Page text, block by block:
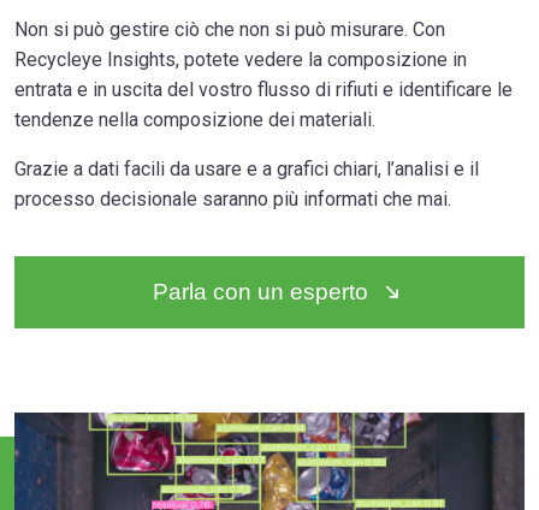
Non si può gestire ciò che non si può misurare. Con
Recycleye Insights, potete vedere la composizione in
entrata e in uscita del vostro flusso di rifiuti e identificare le
tendenze nella composizione dei materiali.
Grazie a dati facili da usare e a grafici chiari, l’analisi e il
processo decisionale saranno più informati che mai.
Parla con un esperto